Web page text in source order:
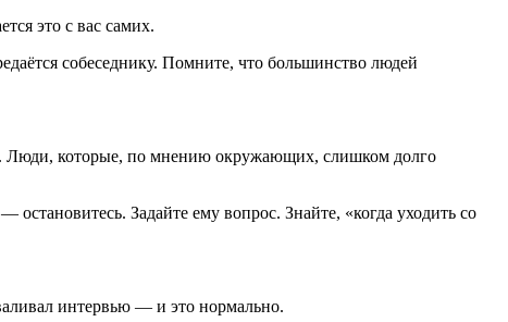
это с вас самих.
собеседнику. Помните, что большинство людей
Люди, которые, по мнению окружающих, слишком долго
Задайте ему вопрос. Знайте, «когда уходить со
интервью — и это нормально.